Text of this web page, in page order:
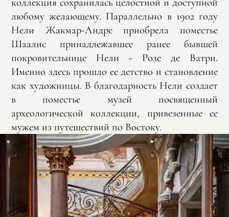
любому желающему. Параллельно в 1902 году
Нели Жакмар-Андре приобрела поместье
Шаалис принадлежавшее ранее бывшей
покровительнице Нели - Розе де Ватри.
Именно здесь прошло ее детство и становление
как художницы. В благодарность Нели создает
в поместье музей посвященный
археологической коллекции, привезенные ее
мужем из путешествий по Востоку.